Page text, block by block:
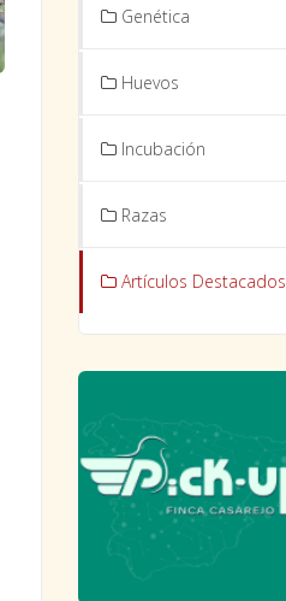
Genética
Huevos
Incubación
Razas
Artículos Destacados